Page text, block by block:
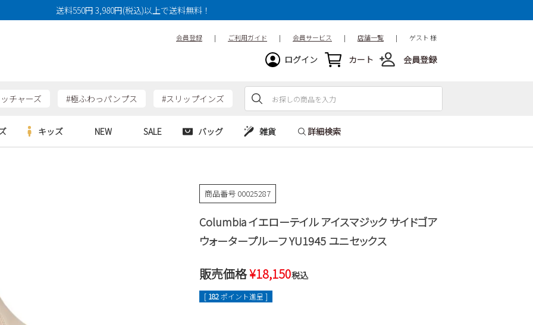
送料550円 3,980円(税込)以上で送料無料！
会員登録 | ご利用ガイド | 会員サービス | 店舗一覧 | ゲスト 様
ログイン カート 会員登録
チャーズ #極ふわっパンプス #スリップインズ
キッズ NEW SALE バッグ 雑貨 詳細検索
商品番号 00025287
Columbia イエローテイル アイスマジック サイドゴア
ウォータープルーフ YU1945 ユニセックス
販売価格¥18,150税込
[ 182ポイント進呈 ]